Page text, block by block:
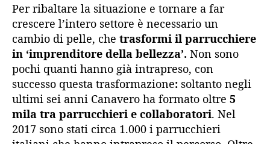
Per ribaltare la situazione e tornare a far
crescere l’intero settore è necessario un
cambio di pelle, che trasformi il parrucchiere
in ‘imprenditore della bellezza’. Non sono
pochi quanti hanno già intrapreso, con
successo questa trasformazione: soltanto negli
ultimi sei anni Canavero ha formato oltre 5
mila tra parrucchieri e collaboratori. Nel
2017 sono stati circa 1.000 i parrucchieri